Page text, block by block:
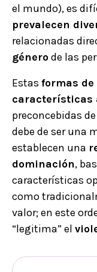
el mundo), es
prevalecen
relacionadas
génerode las
Estas formas
características
preconcebidas
debe de ser una
establecen una
dominación,
características
como
valor; en este
“legitima” el